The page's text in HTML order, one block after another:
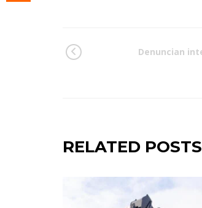
Denuncian
RELATED POSTS